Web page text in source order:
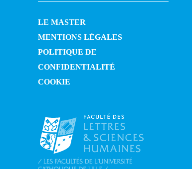
LE MASTER
MENTIONS LÉGALES
POLITIQUE DE
CONFIDENTIALITÉ
COOKIE